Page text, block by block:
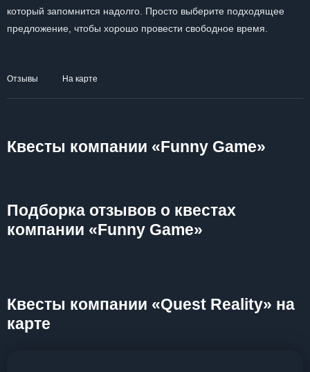
который запомнится надолго. Просто выберите подходящее
предложение, чтобы хорошо провести свободное время.
Отзывы На карте
Квесты компании «Funny Game»
Подборка отзывов о квестах
компании «Funny Game»
Квесты компании «Quest Reality» на
карте